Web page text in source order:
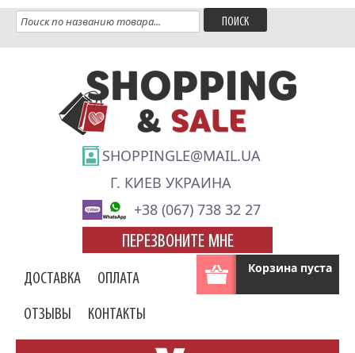
SHOPPINGLE@MAIL.UA
Г. КИЕВ УКРАИНА
+38 (067) 738 32 27
ПЕРЕЗВОНИТЕ МНЕ
Корзина пуста
ДОСТАВКА ОПЛАТА
ОТЗЫВЫ КОНТАКТЫ